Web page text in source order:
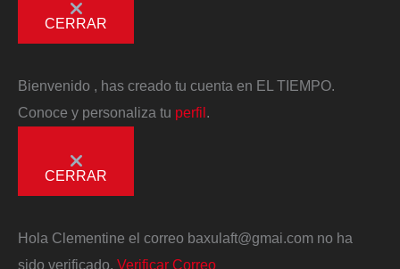
CERRAR
Bienvenido
, has creado tu cuenta en EL TIEMPO.
Conoce y personaliza tu perfil
CERRAR
Hola Clementine el correo baxulaft@gmai.com no ha
sido verificado. Verificar Correo